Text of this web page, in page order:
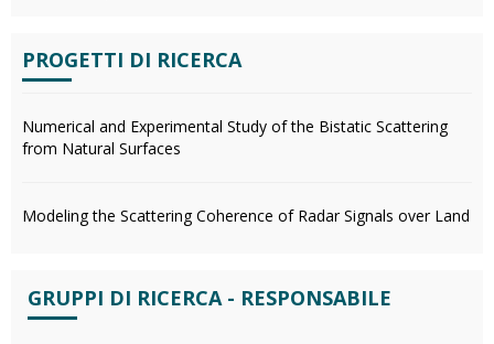
PROGETTI DI RICERCA
Numerical and Experimental Study of the Bistatic Scattering
from Natural Surfaces
Modeling the Scattering Coherence of Radar Signals over Land
GRUPPI DI RICERCA - RESPONSABILE